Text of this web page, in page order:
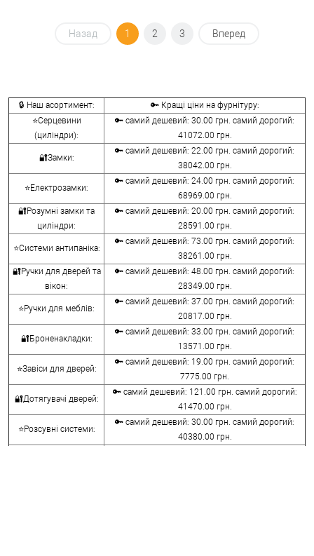
Назад 1 2 3 Вперед
🔒 Наш асортимент:
🔑 Кращі ціни на фурнітуру:
⭐Серцевини
(циліндри):
🔑 самий дешевий: 30.00 грн. самий дорогий:
41072.00 грн.
🔐Замки:
🔑 самий дешевий: 22.00 грн. самий дорогий:
38042.00 грн.
⭐Електрозамки:
🔑 самий дешевий: 24.00 грн. самий дорогий:
68969.00 грн.
🔐Розумні замки та
циліндри:
🔑 самий дешевий: 20.00 грн. самий дорогий:
28591.00 грн.
⭐Системи антипаніка:
🔑 самий дешевий: 73.00 грн. самий дорогий:
38261.00 грн.
🔐Ручки для дверей та
вікон:
🔑 самий дешевий: 48.00 грн. самий дорогий:
28349.00 грн.
⭐Ручки для меблів:
🔑 самий дешевий: 37.00 грн. самий дорогий:
20817.00 грн.
🔐Броненакладки:
🔑 самий дешевий: 33.00 грн. самий дорогий:
13571.00 грн.
⭐Завіси для дверей:
🔑 самий дешевий: 19.00 грн. самий дорогий:
7775.00 грн.
🔐Дотягувачі дверей:
🔑 самий дешевий: 121.00 грн. самий дорогий:
41470.00 грн.
⭐Розсувні системи:
🔑 самий дешевий: 30.00 грн. самий дорогий:
40380.00 грн.